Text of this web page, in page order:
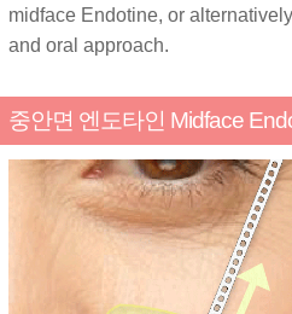
midface Endotine, or
and oral approach.
중안면 엔도타인 Midface